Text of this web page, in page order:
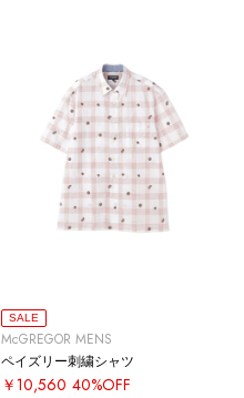
SALE
McGREGOR MENS
ペイズリー刺繍シャツ
￥10,560 40%OFF